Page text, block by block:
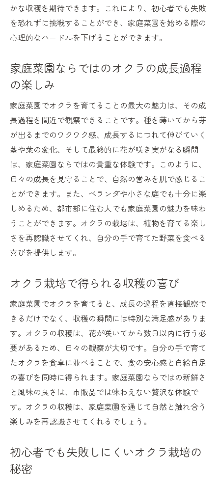
かな収穫を期待できます。これにより、初心者でも失敗
を恐れずに挑戦することができ、家庭菜園を始める際の
心理的なハードルを下げることができます。
家庭菜園ならではのオクラの成長過程
の楽しみ
家庭菜園でオクラを育てることの最大の魅力は、その成
長過程を間近で観察できることです。種を蒔いてから芽
が出るまでのワクワク感、成長するにつれて伸びていく
茎や葉の変化、そして最終的に花が咲き実がなる瞬間
は、家庭菜園ならではの貴重な体験です。このように、
日々の成長を見守ることで、自然の営みを肌で感じるこ
とができます。また、ベランダや小さな庭でも十分に楽
しめるため、都市部に住む人でも家庭菜園の魅力を味わ
うことができます。オクラの栽培は、植物を育てる楽し
さを再認識させてくれ、自分の手で育てた野菜を食べる
喜びを提供します。
オクラ栽培で得られる収穫の喜び
家庭菜園でオクラを育てると、成長の過程を直接観察で
きるだけでなく、収穫の瞬間には特別な満足感がありま
す。オクラの収穫は、花が咲いてから数日以内に行う必
要があるため、日々の観察が大切です。自分の手で育て
たオクラを食卓に並べることで、食の安心感と自給自足
の喜びを同時に得られます。家庭菜園ならではの新鮮さ
と風味の良さは、市販品では味わえない贅沢な体験で
す。オクラの収穫は、家庭菜園を通じて自然と触れ合う
楽しみを再認識させてくれるでしょう。
初心者でも失敗しにくいオクラ栽培の
秘密